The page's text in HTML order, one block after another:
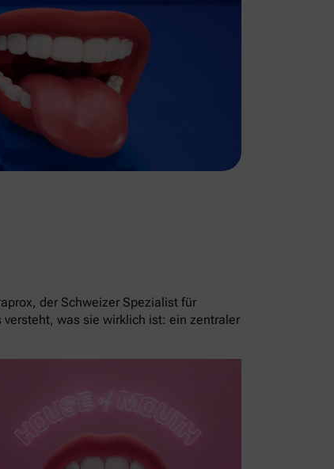
der Schweizer Spezialist für
was sie wirklich ist: ein zentraler